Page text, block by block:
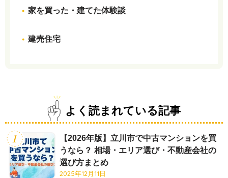
家を買った・建てた体験談
建売住宅
よく読まれている記事
【2026年版】立川市で中古マンションを買
うなら？ 相場・エリア選び・不動産会社の
選び方まとめ
2025年12月11日